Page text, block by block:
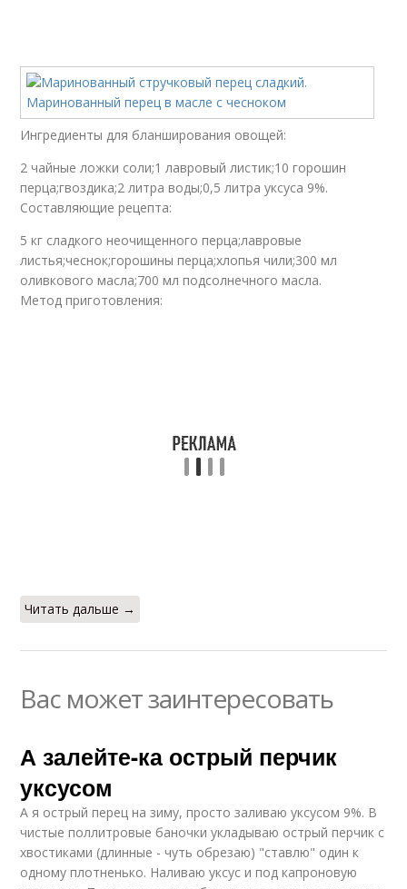
Ингредиенты для бланширования овощей:
2 чайные ложки соли;1 лавровый листик;10 горошин
перца;гвоздика;2 литра воды;0,5 литра уксуса 9%.
Составляющие рецепта:
5 кг сладкого неочищенного перца;лавровые
листья;чеснок;горошины перца;хлопья чили;300 мл
оливкового масла;700 мл подсолнечного масла.
Метод приготовления:
Читать дальше →
Вас может заинтересовать
А залейте-ка острый перчик
уксусом
А я острый перец на зиму, просто заливаю уксусом 9%. В
чистые поллитровые баночки укладываю острый перчик с
хвостиками (длинные - чуть обрезаю) "ставлю" один к
одному плотненько. Наливаю уксус и под капроновую